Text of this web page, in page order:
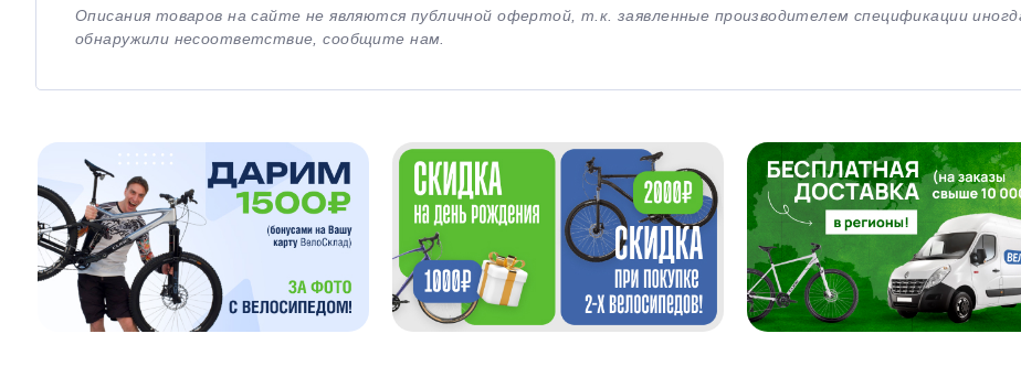
Описания товаров на сайте не являются публичной офертой, т.к. заявленные производителем спецификации
обнаружили несоответствие, сообщите нам.